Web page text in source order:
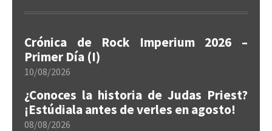
Crónica de Rock Imperium 2026 –
Primer Día (I)
10/08/2026
¿Conoces la historia de Judas Priest?
¡Estúdiala antes de verles en agosto!
08/08/2026